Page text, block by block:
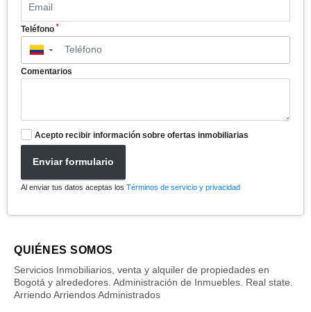
Teléfono *
▼
Comentarios
Acepto recibir información sobre ofertas inmobiliarias
Enviar formulario
Al enviar tus datos aceptas los Términos de servicio y privacidad
QUIÉNES SOMOS
Servicios Inmobiliarios, venta y alquiler de propiedades en
Bogotá y alrededores. Administración de Inmuebles. Real state.
Arriendo Arriendos Administrados